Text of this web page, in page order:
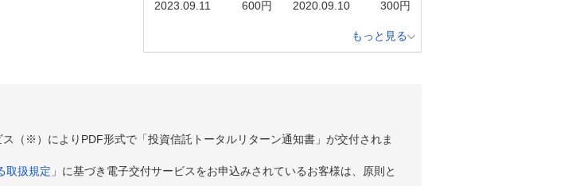
2023.09.11 600円 2020.09.10 300円
もっと見る
（※）によりPDF形式で「投資信託トータルリターン通知書」が交付されま
取扱規定 」に基づき電子交付サービスをお申込みされているお客様は、原則と